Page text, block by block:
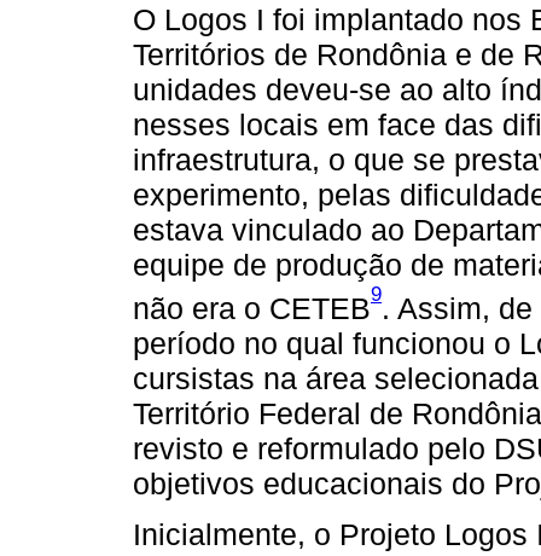
O Logos I foi implantado nos
Territórios de Rondônia e de
unidades deveu-se ao alto
nesses locais em face das
infraestrutura, o que se
experimento, pelas
estava vinculado ao
equipe de produção de
não era o CETEB9. Assim,
período no qual funcionou o
cursistas na área
Território Federal de
revisto e reformulado pelo
objetivos educacionais do
Inicialmente, o Projeto